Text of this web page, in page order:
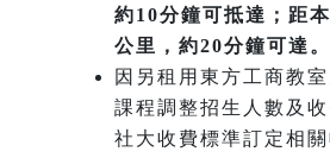
約10分鐘可抵達；距
公里，約20分鐘可達。
因另租用東方工商教
課程調整招生人數及
社大收費標準訂定相